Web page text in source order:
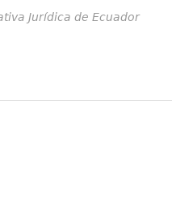
Jurídica de Ecuador